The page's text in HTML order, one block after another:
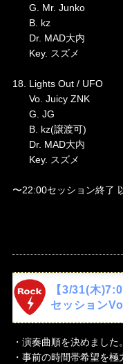
G. Mr. Junko
B. kz
Dr. MAD大内
Key. スズメ
18. Lights Out / UFO
Vo. Juicy ZNK
G. JG
B. kz(譲渡可)
Dr. MAD大内
Key. スズメ
〜22:00セッション終了
【3/31(木
セッション
・演奏曲順を決めました。
・事前の時間帯希望を